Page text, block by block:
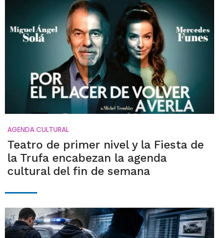
AGENDA CULTURAL
Teatro de primer nivel y la Fiesta de
la Trufa encabezan la agenda
cultural del fin de semana